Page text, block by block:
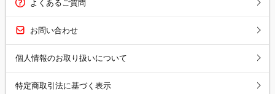
よくあるご質問
お問い合わせ
個人情報のお取り扱いについて
特定商取引法に基づく表示